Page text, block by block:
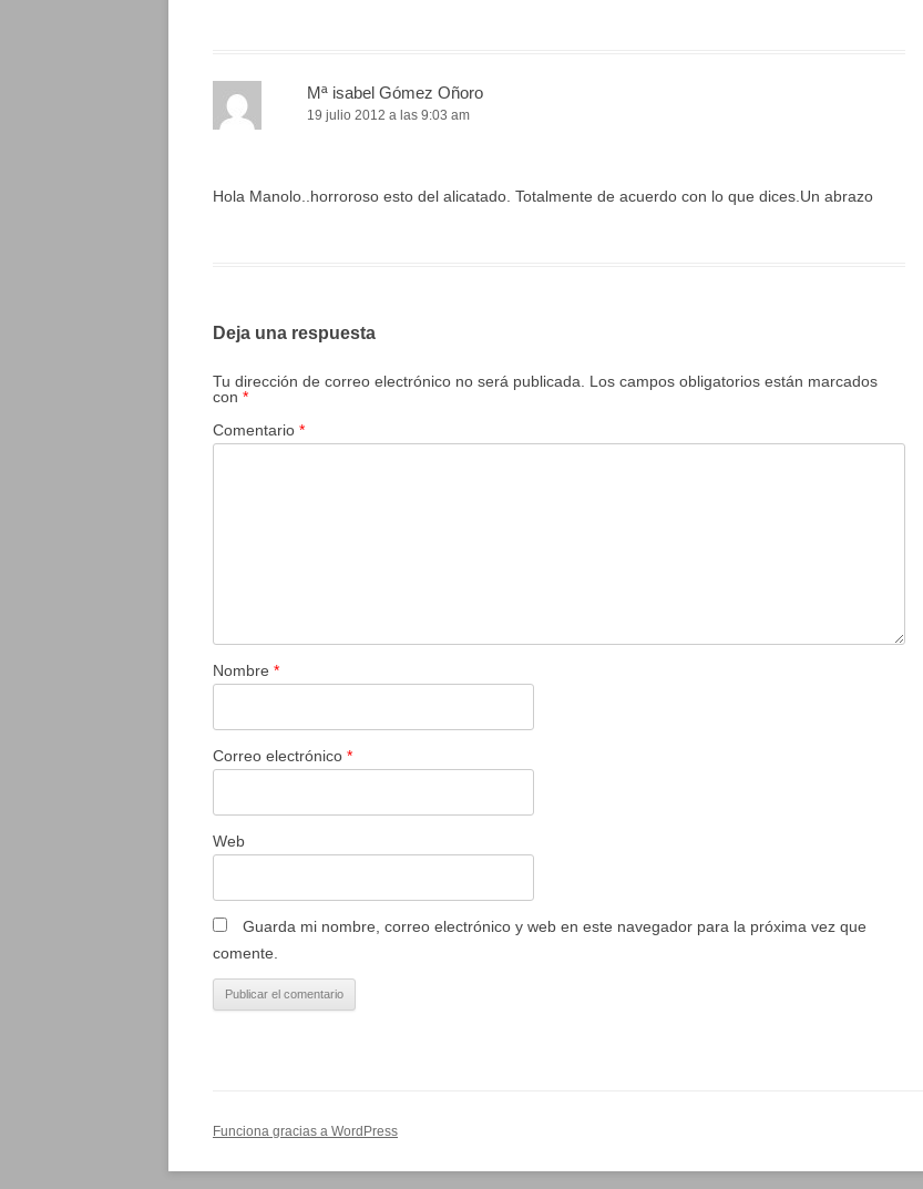
Mª isabel Gómez Oñoro
19 julio 2012 a las 9:03 am
Hola Manolo..horroroso esto del alicatado. Totalmente de acuerdo con lo que dices.Un abrazo
Deja una respuesta
Tu dirección de correo electrónico no será publicada.
Los campos obligatorios están marcados
con *
Comentario *
Nombre *
Correo electrónico *
Web
Guarda mi nombre, correo electrónico y web en este navegador para la próxima vez que
comente.
Funciona gracias a WordPress